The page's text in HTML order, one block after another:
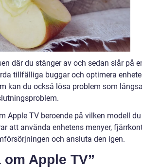
där du stänger av och sedan slår på
tillfälliga buggar och optimera
kan du också lösa problem som
Apple TV beroende på vilken modell du
att använda enhetens menyer,
och ansluta den igen.
Apple TV”